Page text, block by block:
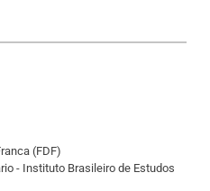
(FDF)
- Instituto Brasileiro de Estudos